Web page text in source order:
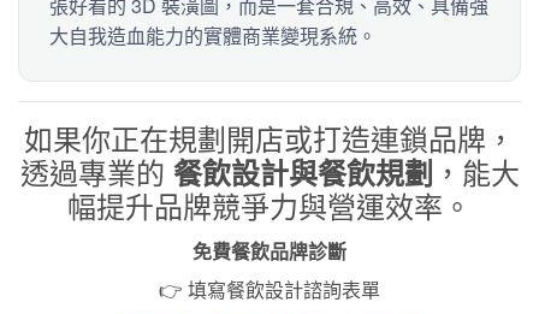
大自我造血能力的實體商業變現系統。
如果你正在規劃開店或打造連鎖品牌，
透過專業的 餐飲設計與餐飲規劃 ，能大
幅提升品牌競爭力與營運效率。
免費餐飲品牌診斷
👉 填寫餐飲設計諮詢表單